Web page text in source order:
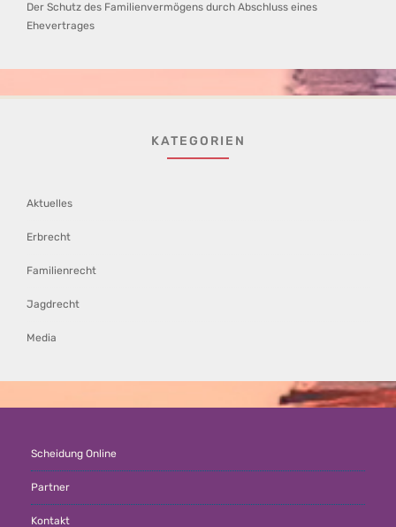
Der Schutz des Familienvermögens durch Abschluss eines
Ehevertrages
KATEGORIEN
Aktuelles
Erbrecht
Familienrecht
Jagdrecht
Media
Scheidung Online
Partner
Kontakt